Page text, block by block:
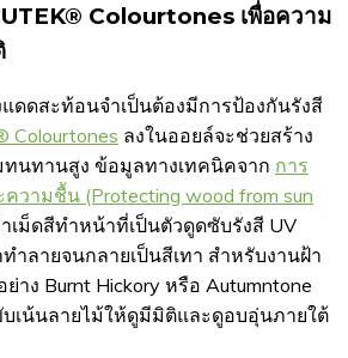
Colourtones เพื่อความ
ดดสะท้อนจำเป็นต้องมีการป้องกันรังสี
Colourtones ลงในออยล์จะช่วยสร้าง
ทนทานสูง ข้อมูลทางเทคนิคจาก การ
วามชื้น (Protecting wood from sun
เม็ดสีทำหน้าที่เป็นตัวดูดซับรังสี UV
ำลายจนกลายเป็นสีเทา สำหรับงานฝ้า
าง Burnt Hickory หรือ Autumntone
เน้นลายไม้ให้ดูมีมิติและดูอบอุ่นภายใต้